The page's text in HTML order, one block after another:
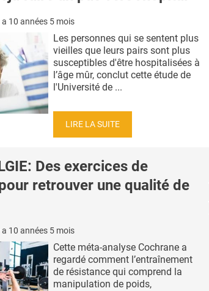
a 10 années 5 mois
Les personnes qui se sentent plus
vieilles que leurs pairs sont plus
susceptibles d'être hospitalisées à
l’âge mûr, conclut cette étude de
l'Université de ...
LIRE LA SUITE
Des exercices de
retrouver une qualité de
a 10 années 5 mois
Cette méta-analyse Cochrane a
regardé comment l’entraînement
de résistance qui comprend la
manipulation de poids,